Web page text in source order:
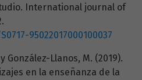
International journal of
95022017000100037
González-Llanos, M. (2019).
en la enseñanza de la